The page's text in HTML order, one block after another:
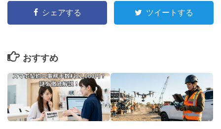
シェアする ツイートする
おすすめ